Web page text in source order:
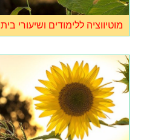
מוטיווציה ללימודים ושיעורי בית